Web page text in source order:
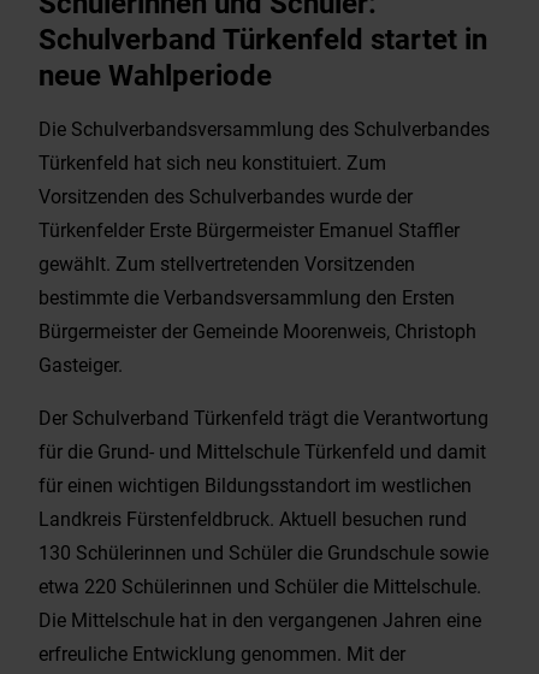
Schulverband Türkenfeld startet in
neue Wahlperiode
Die Schulverbandsversammlung des Schulverbandes
Türkenfeld hat sich neu konstituiert. Zum
Vorsitzenden des Schulverbandes wurde der
Türkenfelder Erste Bürgermeister Emanuel Staffler
gewählt. Zum stellvertretenden Vorsitzenden
bestimmte die Verbandsversammlung den Ersten
Bürgermeister der Gemeinde Moorenweis, Christoph
Gasteiger.
Der Schulverband Türkenfeld trägt die Verantwortung
für die Grund- und Mittelschule Türkenfeld und damit
für einen wichtigen Bildungsstandort im westlichen
Landkreis Fürstenfeldbruck. Aktuell besuchen rund
130 Schülerinnen und Schüler die Grundschule sowie
etwa 220 Schülerinnen und Schüler die Mittelschule.
Die Mittelschule hat in den vergangenen Jahren eine
erfreuliche Entwicklung genommen. Mit der